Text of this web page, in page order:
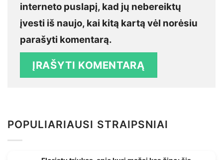
interneto puslapį, kad jų nebereiktų
įvesti iš naujo, kai kitą kartą vėl norėsiu
parašyti komentarą.
POPULIARIAUSI STRAIPSNIAI